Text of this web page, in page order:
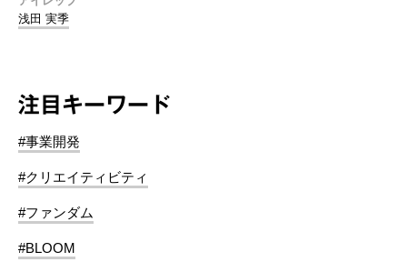
浅田 実季
注目キーワード
#事業開発
#クリエイティビティ
#ファンダム
#BLOOM